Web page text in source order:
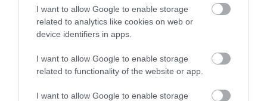
I want to allow Google to enable storage
related to analytics like cookies on web or
device identifiers in apps.
I want to allow Google to enable storage
related to functionality of the website or app.
I want to allow Google to enable storage
2026-07-30 2026-07-28